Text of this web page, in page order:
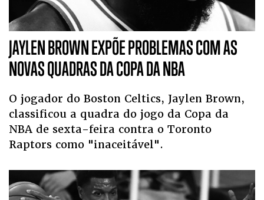
JAYLEN BROWN EXPÕE PROBLEMAS COM AS
NOVAS QUADRAS DA COPA DA NBA
O jogador do Boston Celtics, Jaylen Brown,
classificou a quadra do jogo da Copa da
NBA de sexta-feira contra o Toronto
Raptors como "inaceitável".